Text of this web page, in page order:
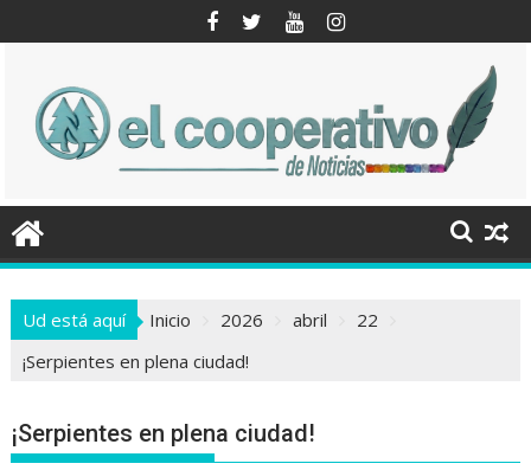
al
Ud está aquí Inicio 2026 abril
22
¡Serpientes en plena ciudad!
¡Serpientes en plena ciudad!